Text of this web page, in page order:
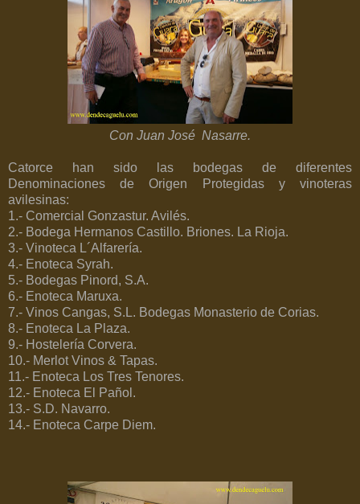
Con Juan José Nasarre.
Catorce han sido las bodegas de diferentes
Denominaciones de Origen Protegidas y vinoteras
avilesinas:
1.- Comercial Gonzastur. Avilés.
2.- Bodega Hermanos Castillo. Briones. La Rioja.
3.- Vinoteca L´Alfarería.
4.- Enoteca Syrah.
5.- Bodegas Pinord, S.A.
6.- Enoteca Maruxa.
7.- Vinos Cangas, S.L. Bodegas Monasterio de Corias.
8.- Enoteca La Plaza.
9.- Hostelería Corvera.
10.- Merlot Vinos & Tapas.
11.- Enoteca Los Tres Tenores.
12.- Enoteca El Pañol.
13.- S.D. Navarro.
14.- Enoteca Carpe Diem.